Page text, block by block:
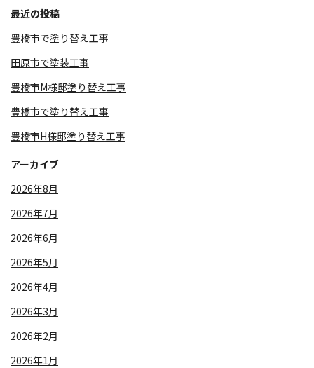
最近の投稿
豊橋市で塗り替え工事
田原市で塗装工事
豊橋市M様邸塗り替え工事
豊橋市で塗り替え工事
豊橋市H様邸塗り替え工事
アーカイブ
2026年8月
2026年7月
2026年6月
2026年5月
2026年4月
2026年3月
2026年2月
2026年1月